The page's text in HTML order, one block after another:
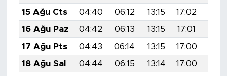
15 Ağu Cts
04:40 06:12 13:15 17:02
16 Ağu Paz
04:42 06:13 13:15 17:01
17 Ağu Pts
04:43 06:14 13:15 17:00
18 Ağu Sal
04:44 06:15 13:14 17:00